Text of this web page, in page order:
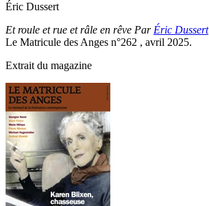
Éric Dussert
Et roule et rue et râle en rêve ParÉric Dussert
Le Matricule des Anges n°262 , avril 2025.
Extrait du magazine